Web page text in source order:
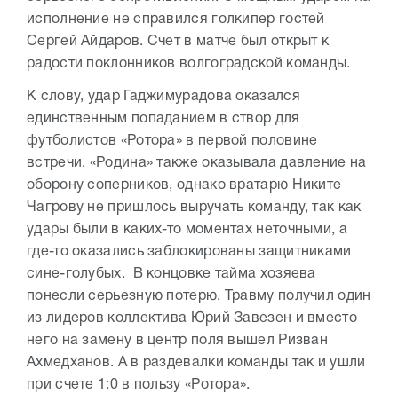
исполнение не справился голкипер гостей
Сергей Айдаров. Счет в матче был открыт к
радости поклонников волгоградской команды.
К слову, удар Гаджимурадова оказался
единственным попаданием в створ для
футболистов «Ротора» в первой половине
встречи. «Родина» также оказывала давление на
оборону соперников, однако вратарю Никите
Чагрову не пришлось выручать команду, так как
удары были в каких-то моментах неточными, а
где-то оказались заблокированы защитниками
сине-голубых. В концовке тайма хозяева
понесли серьезную потерю. Травму получил один
из лидеров коллектива Юрий Завезен и вместо
него на замену в центр поля вышел Ризван
Ахмедханов. А в раздевалки команды так и ушли
при счете 1:0 в пользу «Ротора».